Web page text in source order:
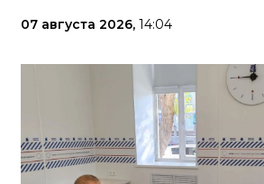
07 августа 2026, 14:04